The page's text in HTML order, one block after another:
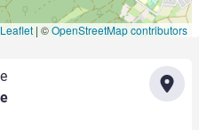
Leaflet | ©OpenStreetMap contributors